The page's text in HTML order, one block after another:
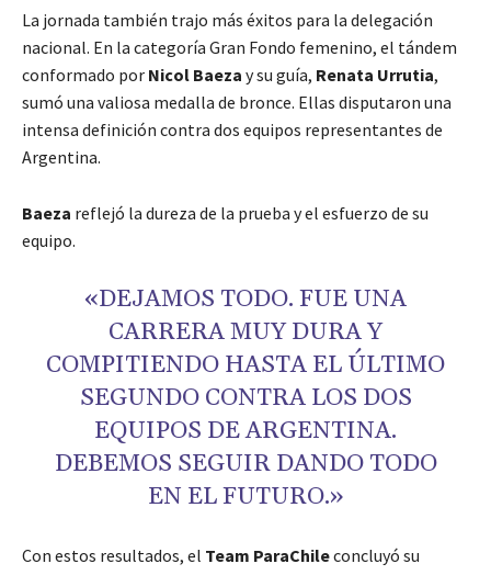
La jornada también trajo más éxitos para la delegación
nacional. En la categoría Gran Fondo femenino, el tándem
conformado por Nicol Baeza y su guía, Renata Urrutia,
sumó una valiosa medalla de bronce. Ellas disputaron una
intensa definición contra dos equipos representantes de
Argentina.
Baeza reflejó la dureza de la prueba y el esfuerzo de su
equipo.
«DEJAMOS TODO. FUE UNA
CARRERA MUY DURA Y
COMPITIENDO HASTA EL ÚLTIMO
SEGUNDO CONTRA LOS DOS
EQUIPOS DE ARGENTINA.
DEBEMOS SEGUIR DANDO TODO
EN EL FUTURO.»
Con estos resultados, el Team ParaChileconcluyó su